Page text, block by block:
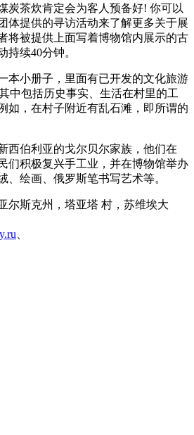
炭茶炊肯定会为客人预备好! 你可以
体提供的寻访活动来了解更多关于展
将被提供上面写着博物馆内展示的古
持续40分钟。
本小册子，里面有已开发的文化旅游
中包括历史事实、生活在村里的工
如，在村子附近有乱石滩，即所谓的
西伯利亚的戈尔贝尔家族，他们在
们积极复兴手工业，并在博物馆举办
、绘画、俄罗斯笔书写艺术等。
尔斯克州，塔亚塔 村，苏维埃大